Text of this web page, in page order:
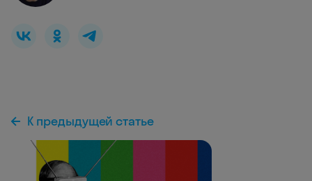
К предыдущей статье